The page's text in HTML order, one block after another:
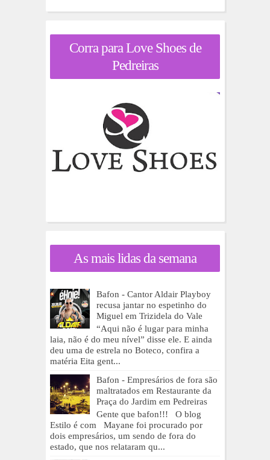
Corra para Love Shoes de
Pedreiras
As mais lidas da semana
Bafon - Cantor Aldair Playboy
recusa jantar no espetinho do
Miguel em Trizidela do Vale
“Aqui não é lugar para minha
laia, não é do meu nível” disse ele. E ainda
deu uma de estrela no Boteco, confira a
matéria Eita gent...
Bafon - Empresários de fora são
maltratados em Restaurante da
Praça do Jardim em Pedreiras
Gente que bafon!!! O blog
Estilo é com Mayane foi procurado por
dois empresários, um sendo de fora do
estado, que nos relataram qu...